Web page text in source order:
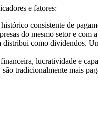
e fatores:
consistente de
do mesmo setor e com
como dividendos.
lucratividade e
tradicionalmente mais